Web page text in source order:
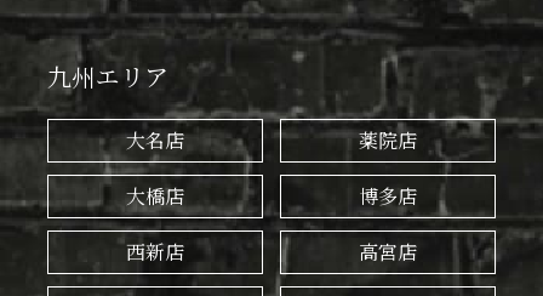
九州エリア
大名店
薬院店
大橋店
博多店
西新店
高宮店